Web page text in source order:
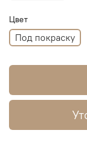
Цвет
Под покраску